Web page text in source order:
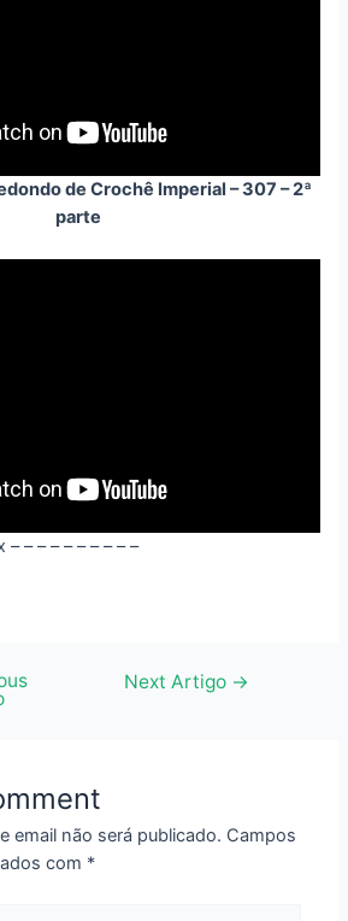
de Crochê Imperial – 307 – 2ª
parte
– – – – – – – – – –
Next Artigo →
email não será publicado. Campos
com *